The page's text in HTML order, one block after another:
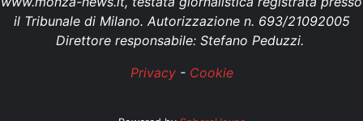
il Tribunale di Milano. Autorizzazione n. 693/21092005
Direttore responsabile: Stefano Peduzzi.
Privacy- Cookie